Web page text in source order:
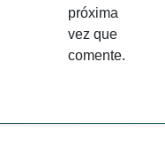
próxima
vez que
comente.